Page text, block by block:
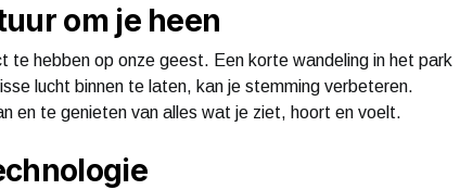
om je heen
te hebben op onze geest. Een korte wandeling in het park
lucht binnen te laten, kan je stemming verbeteren.
en te genieten van alles wat je ziet, hoort en voelt.